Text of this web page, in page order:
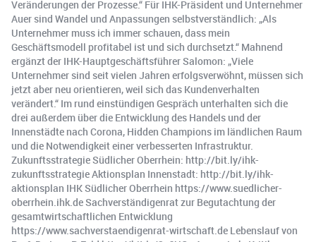
Veränderungen der Prozesse.“ Für IHK-Präsident und Unternehmer
Auer sind Wandel und Anpassungen selbstverständlich: „Als
Unternehmer muss ich immer schauen, dass mein
Geschäftsmodell profitabel ist und sich durchsetzt.“ Mahnend
ergänzt der IHK-Hauptgeschäftsführer Salomon: „Viele
Unternehmer sind seit vielen Jahren erfolgsverwöhnt, müssen sich
jetzt aber neu orientieren, weil sich das Kundenverhalten
verändert.“ Im rund einstündigen Gespräch unterhalten sich die
drei außerdem über die Entwicklung des Handels und der
Innenstädte nach Corona, Hidden Champions im ländlichen Raum
und die Notwendigkeit einer verbesserten Infrastruktur.
Zukunftsstrategie Südlicher Oberrhein: http://bit.ly/ihk-
zukunftsstrategie Aktionsplan Innenstadt: http://bit.ly/ihk-
aktionsplan IHK Südlicher Oberrhein https://www.suedlicher-
oberrhein.ihk.de Sachverständigenrat zur Begutachtung der
gesamtwirtschaftlichen Entwicklung
https://www.sachverstaendigenrat-wirtschaft.de Lebenslauf von